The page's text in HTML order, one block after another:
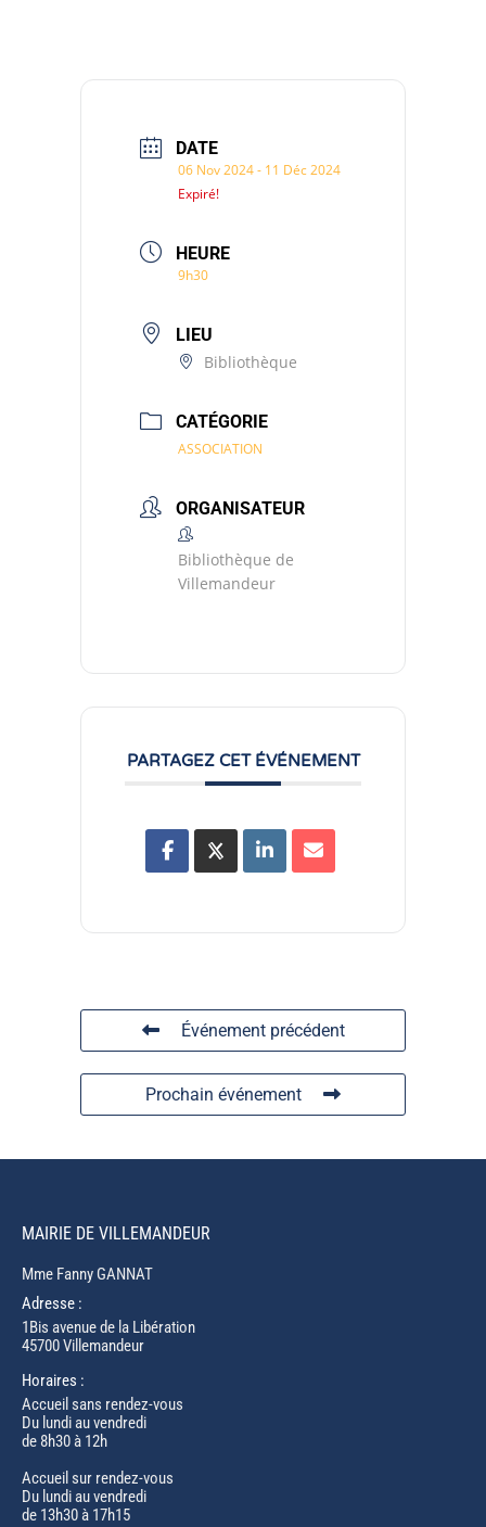
DATE
06 Nov 2024- 11 Déc 2024
Expiré!
HEURE
9h30
LIEU
Bibliothèque
CATÉGORIE
ASSOCIATION
ORGANISATEUR
Bibliothèque de
Villemandeur
PARTAGEZ CET ÉVÉNEMENT
Événement précédent
Prochain événement
MAIRIE DE VILLEMANDEUR
Mme Fanny GANNAT
Adresse :
1Bis avenue de la Libération
45700 Villemandeur
Horaires :
Accueil sans rendez-vous
Du lundi au vendredi
de 8h30 à 12h
Accueil sur rendez-vous
Du lundi au vendredi
de 13h30 à 17h15